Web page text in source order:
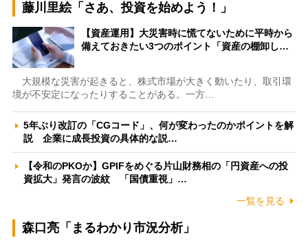
藤川里絵「さあ、投資を始めよう！」
【資産運用】大災害時に慌てないために平時から
備えておきたい3つのポイント「資産の棚卸し…
大規模な災害が起きると、株式市場が大きく動いたり、取引環
境が不安定になったりすることがある。一方…
5年ぶり改訂の「CGコード」、何が変わったのかポイントを解
説 企業に成長投資の具体的な説…
【令和のPKOか】GPIFをめぐる片山財務相の「円資産への投
資拡大」発言の波紋 「国債重視」…
一覧を見る
森口亮「まるわかり市況分析」